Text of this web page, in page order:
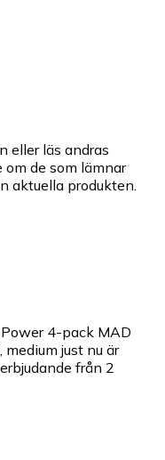
eller läs andras
de som lämnar
aktuella produkten.
4-pack MAD
just nu är
från 2